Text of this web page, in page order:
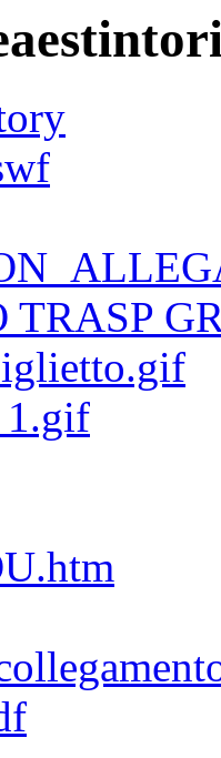
TRASP
1.gif